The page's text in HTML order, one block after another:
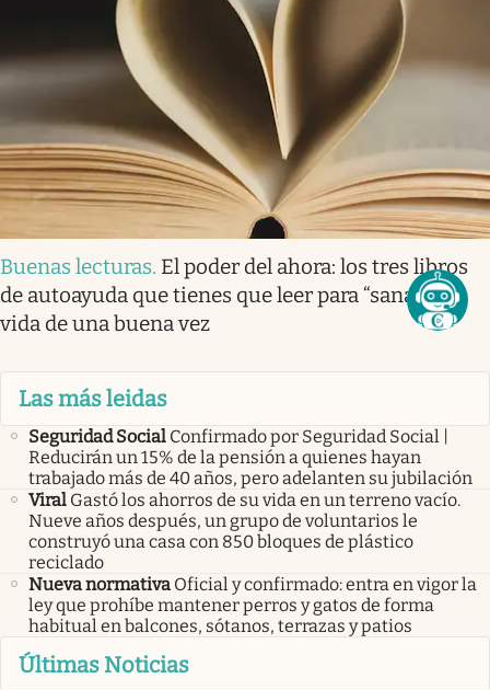
Buenas lecturas. El poder del ahora: los tres libros
de autoayuda que tienes que leer para “sanar” tu
vida de una buena vez
Las más leidas
Seguridad Social Confirmado por Seguridad Social |
Reducirán un 15% de la pensión a quienes hayan
trabajado más de 40 años, pero adelanten su jubilación
Viral Gastó los ahorros de su vida en un terreno vacío.
Nueve años después, un grupo de voluntarios le
construyó una casa con 850 bloques de plástico
reciclado
Nueva normativa Oficial y confirmado: entra en vigor la
ley que prohíbe mantener perros y gatos de forma
habitual en balcones, sótanos, terrazas y patios
Últimas Noticias